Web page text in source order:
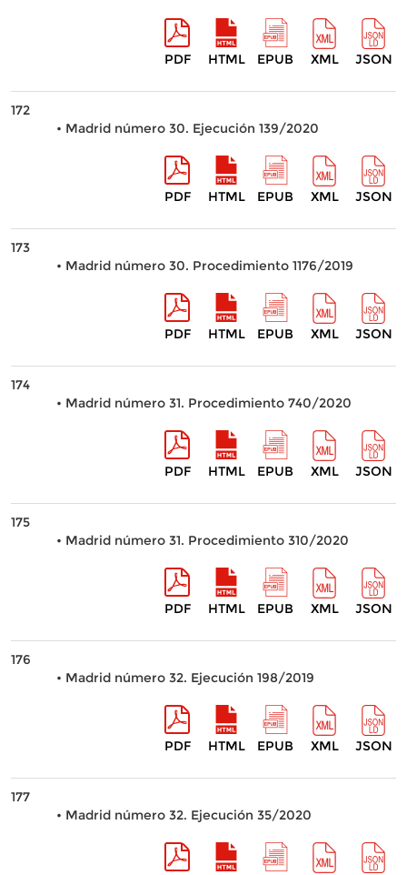
PDF HTML EPUB XML JSON
172
• Madrid número 30. Ejecución 139/2020
PDF HTML EPUB XML JSON
173
• Madrid número 30. Procedimiento 1176/2019
PDF HTML EPUB XML JSON
174
• Madrid número 31. Procedimiento 740/2020
PDF HTML EPUB XML JSON
175
• Madrid número 31. Procedimiento 310/2020
PDF HTML EPUB XML JSON
176
• Madrid número 32. Ejecución 198/2019
PDF HTML EPUB XML JSON
177
• Madrid número 32. Ejecución 35/2020